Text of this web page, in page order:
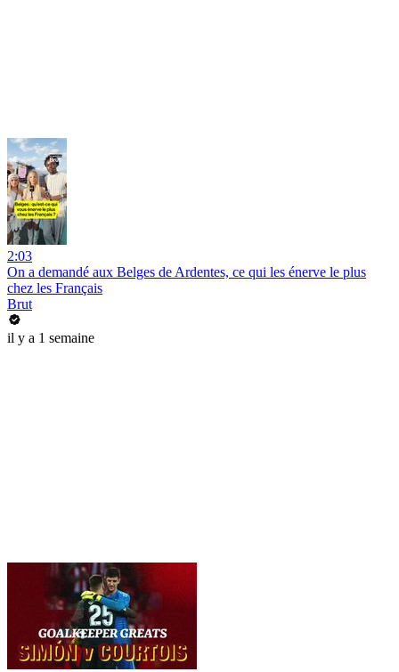
2:03
On a demandé aux Belges de Ardentes, ce qui les énerve le plus
chez les Français
Brut
il y a 1 semaine